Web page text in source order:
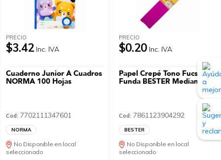
PRECIO
$3.42 Inc. IVA
Cuaderno Junior A Cuadros
NORMA 100 Hojas
Cod: 7702111347601
NORMA
No Disponible en local
seleccionado
PRECIO
$0.20 Inc. IVA
Papel Crepé Tono Fucsia En
Funda BESTER Mediano
Cod: 7861123904292
BESTER
No Disponible en local
seleccionado